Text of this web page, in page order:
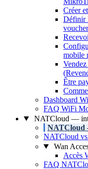
Créer
Définir
mobile
Être
Dashboard
FAQ WiFi
NATCloud —
NATCloud
NATCloud vs
Wan
Accès
FAQ